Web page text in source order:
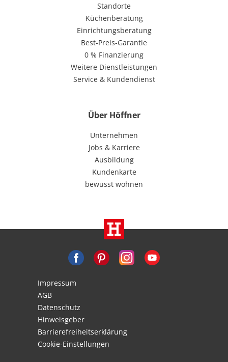
Standorte
Küchenberatung
Einrichtungsberatung
Best-Preis-Garantie
0 % Finanzierung
Weitere Dienstleistungen
Service & Kundendienst
Über Höffner
Unternehmen
Jobs & Karriere
Ausbildung
Kundenkarte
bewusst wohnen
Impressum
AGB
Datenschutz
Hinweisgeber
Barrierefreiheitserklärung
Cookie-Einstellungen